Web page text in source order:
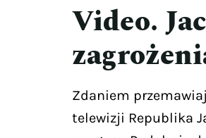
Video.
Zdaniem
telewizji Republika